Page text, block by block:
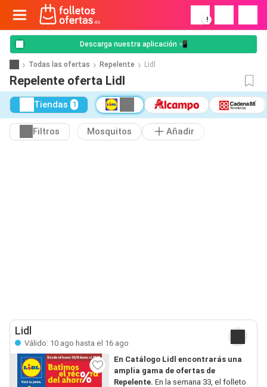
!
Descarga nuestra aplicación 📲
Todas las ofertas Repelente Lidl
Repelente oferta Lidl
Tiendas 1
Filtros Mosquitos Añadir
Lidl
Válido: 10 ago hasta el 16 ago
En Catálogo Lidl encontrarás una
amplia gama de ofertas de
Repelente. En la semana 33, el folleto